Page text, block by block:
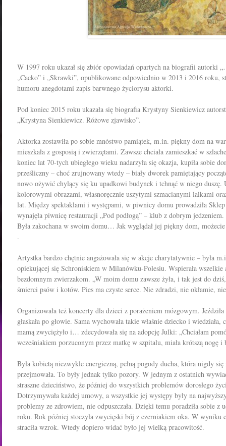
W 1997 roku ukazał się zbiór opowiadań opartych na biografii autorki
„Cacko” i „Skrawki”, opublikowane odpowiednio w 2013 i 2016 roku,
humoru anegdotami zapis barwnego życiorysu aktorki.
Pod koniec 2015 roku ukazała się biografia Krystyny Sienkiewicz
„Krystyna Sienkiewicz. Różowe zjawisko”.
Aktorka zostawiła po sobie mnóstwo pamiątek, m.in. piękny dom na
mieszkała z gosposią i zwierzętami. Zawsze chciała zamieszkać w
koniec lat 70-tych ubiegłego wieku nadarzyła się okazja, kupiła sobie
prześliczny – choć zrujnowany wtedy – biały dworek pamiętający
nowo ożywić chylący się ku upadkowi budynek i tchnąć w niego duszę.
kolorowymi obrazami, własnoręcznie uszytymi szmacianymi lalkami
lat. Między spektaklami i występami, w piwnicy domu prowadziła
wynajęła piwnicę restauracji „Pod podłogą” – klub z dobrym jedzeniem.
Była zakochana w swoim domu… Jak wyglądał jej piękny dom,
.
Artystka bardzo chętnie angażowała się w akcje charytatywnie – była
opiekującej się Schroniskiem w Milanówku-Polesiu. Wspierała wszelkie
bezdomnym zwierzakom. „W moim domu zawsze żyła, i tak jest do
śmierci psów i kotów. Pies ma czyste serce. Nie zdradzi, nie okłamie,
Organizowała też koncerty dla dzieci z porażeniem mózgowym.
głaskała po głowie. Sama wychowała takie właśnie dziecko i
mamą zwyciężyło i… zdecydowała się na adopcję Julki: „Chciałam
wcześniakiem porzuconym przez matkę w szpitalu, miała krótszą nogę i
Była kobietą niezwykle energiczną, pełną pogody ducha, która nigdy
przejmowała. To były jednak tylko pozory. W jednym z ostatnich
straszne dzieciństwo, że później do wszystkich problemów dorosłego
Dotrzymywała każdej umowy, a wszystkie jej występy były na
problemy ze zdrowiem, nie odpuszczała. Dzięki temu poradziła sobie z
roku. Rok później stoczyła zwycięski bój z czerniakiem oka. W wyniku
straciła wzrok. Wtedy dopiero widać było jej wielką pracowitość.